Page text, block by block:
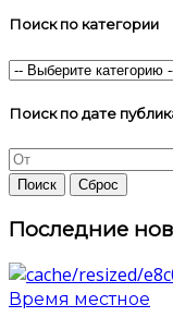
Поиск по категории
Поиск по дате
Последние
Время местное